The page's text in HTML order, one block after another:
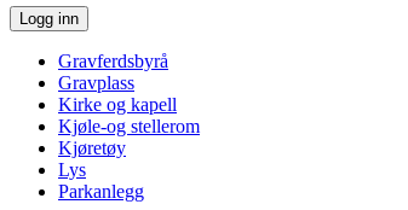
Logg inn
Gravferdsbyrå
Gravplass
Kirke og kapell
Kjøle-og stellerom
Kjøretøy
Lys
Parkanlegg